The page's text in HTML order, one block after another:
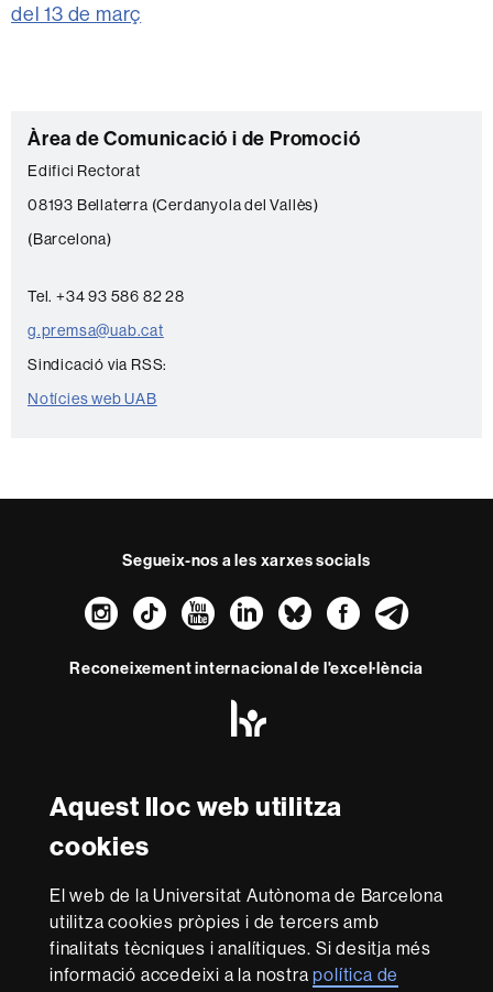
Aquest lloc web utilitza
cookies
El web de la Universitat Autònoma de Barcelona
utilitza cookies pròpies i de tercers amb
finalitats tècniques i analítiques. Si desitja més
informació accedeixi a la nostrapolítica de
del 13 de març
C
o
n
t
c
t
e
Àrea de Comunicació i de Promoció
Edifici Rectorat
08193 Bellaterra (Cerdanyola del Vallès)
(Barcelona)
Tel. +34 93 586 82 28
g.premsa@uab.cat
Sindicació via RSS:
Notícies web UAB
Segueix-nos a les xarxes socials
Instagram
TikTokYouTube
LinkedIn
Bluesky
Reconeixement internacional de l'excel·lència
-
Euraxess
Amb el finançament de
Sobre
aquest
web
Avís legal Protecció de dades Sobre el
web
Accessibilitat web Mapa del web UAB